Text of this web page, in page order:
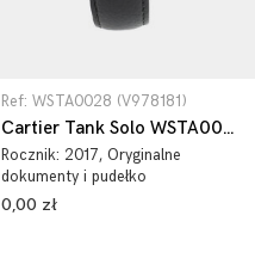
Ref: WSTA0028 (V978181)
Cartier Tank Solo WSTA0028
Rocznik: 2017, Oryginalne
dokumenty i pudełko
0,00 zł